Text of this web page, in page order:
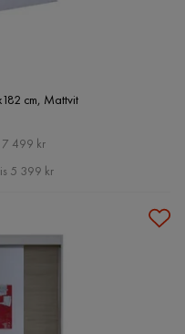
cm, Mattvit
7 499 kr
5 399 kr